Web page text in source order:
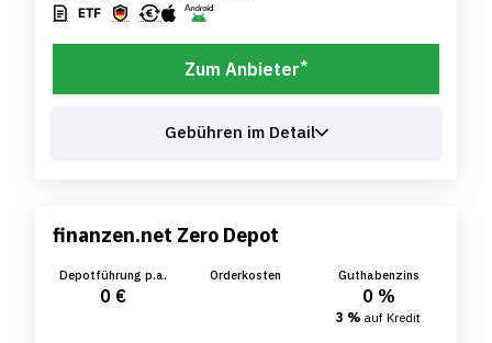
Zum Anbieter*
Gebühren im Detail
finanzen.net Zero Depot
Depotführung p.a.
0 €
Orderkosten Guthabenzins
0 %
3 % auf Kredit